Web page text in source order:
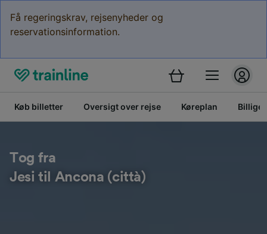
Få regeringskrav, rejsenyheder og
reservationsinformation.
Køb billetter Oversigt over rejse Køreplan Billige
Tog fra
Jesi til Ancona (città)